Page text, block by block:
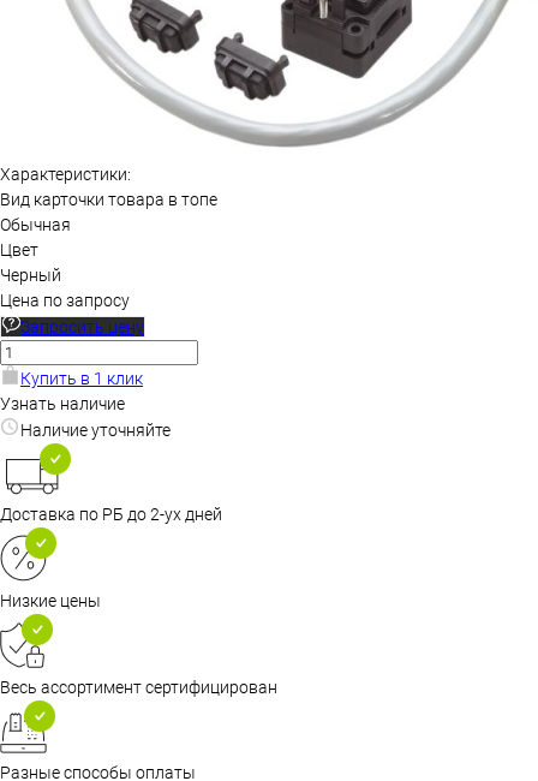
Характеристики:
Вид карточки товара в топе
Обычная
Цвет
Черный
Цена по запросу
Запросить цену
Купить в 1 клик
Узнать наличие
Наличие уточняйте
Доставка по РБ до 2-ух дней
Низкие цены
Весь ассортимент сертифицирован
Разные способы оплаты